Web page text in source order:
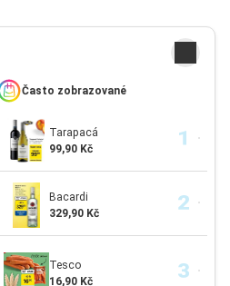
Často zobrazované
Tarapacá
99,90 Kč
Bacardi
329,90 Kč
Tesco
16,90 Kč